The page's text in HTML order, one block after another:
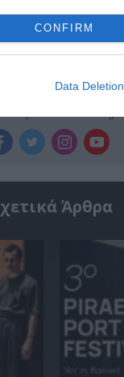
CONFIRM
Data Deletion
και τον Πολιτισμό!
Άρθρα